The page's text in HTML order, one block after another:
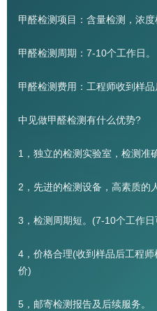
甲醛检测项目：含量检测，浓度
甲醛检测周期：7-10个工作日。
甲醛检测费用：工程师收到样品
中见做甲醛检测有什么优势?
1，独立的检测实验室，检测准
2，先进的检测设备，高素质的
3，检测周期短。(7-10个工作
4，价格合理(收到样品后工程
价)
5，邮寄检测报告及后续服务。